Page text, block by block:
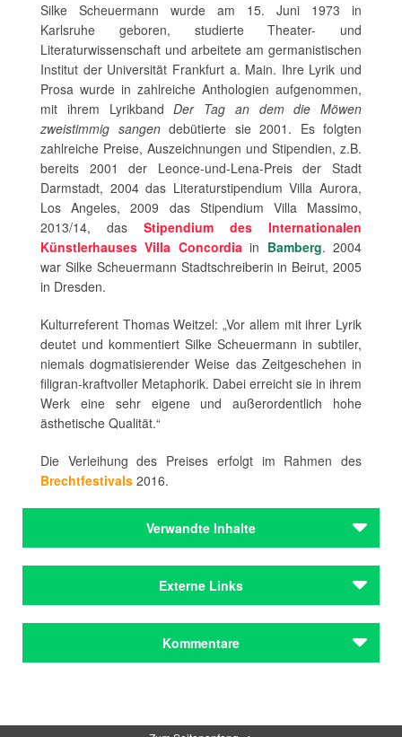
Silke Scheuermann wurde am 15. Juni 1973 in
Karlsruhe geboren, studierte Theater- und
Literaturwissenschaft und arbeitete am germanistischen
Institut der Universität Frankfurt a. Main. Ihre Lyrik und
Prosa wurde in zahlreiche Anthologien aufgenommen,
mit ihrem LyrikbandDer Tag an dem die Möwen
zweistimmig sangendebütierte sie 2001. Es folgten
zahlreiche Preise, Auszeichnungen und Stipendien, z.B.
bereits 2001 der Leonce-und-Lena-Preis der Stadt
Darmstadt, 2004 das Literaturstipendium Villa Aurora,
Los Angeles, 2009 das Stipendium Villa Massimo,
2013/14, das Stipendium des Internationalen
Künstlerhauses Villa Concordiain Bamberg. 2004
war Silke Scheuermann Stadtschreiberin in Beirut, 2005
in Dresden.
Kulturreferent Thomas Weitzel: „Vor allem mit ihrer Lyrik
deutet und kommentiert Silke Scheuermann in subtiler,
niemals dogmatisierender Weise das Zeitgeschehen in
filigran-kraftvoller Metaphorik. Dabei erreicht sie in ihrem
Werk eine sehr eigene und außerordentlich hohe
ästhetische Qualität.“
Die Verleihung des Preises erfolgt im Rahmen des
Brechtfestivals 2016.
Verwandte Inhalte
Autoren
Externe Links
Silke Scheuermann im Verlag Schöffling & Co.
Kommentare